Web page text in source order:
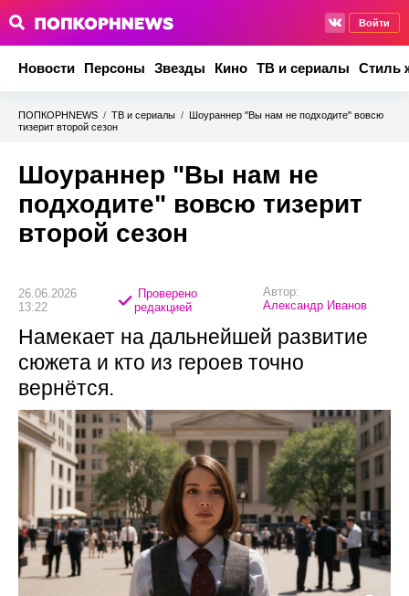
Войти
Новости Персоны Звезды Кино ТВ и сериалы Стиль
ПОПКОРНNEWS / ТВ и сериалы / Шоураннер "Вы нам не подходите" вовсю
тизерит второй сезон
Шоураннер "Вы нам не
подходите" вовсю тизерит
второй сезон
26.06.2026
13:22
Проверено
редакцией
Автор:
Александр Иванов
Намекает на дальнейшей развитие
сюжета и кто из героев точно
вернётся.